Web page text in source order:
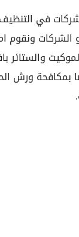
في
ونقوم
والستائر
بمكافحة ورش